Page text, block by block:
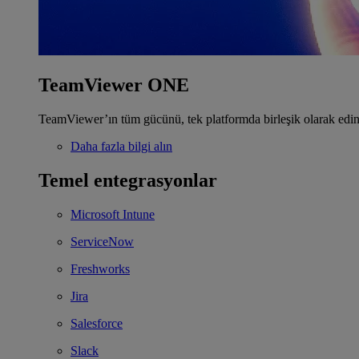
TeamViewer ONE
TeamViewer’ın tüm gücünü, tek platformda birleşik olarak
Daha fazla bilgi alın
Temel entegrasyonlar
Microsoft Intune
ServiceNow
Freshworks
Jira
Salesforce
Slack